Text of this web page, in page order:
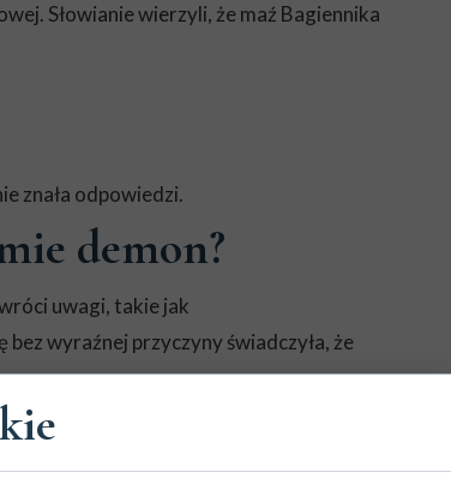
Słowianie wierzyli, że maź Bagiennika
znała odpowiedzi.
demon?
uwagi, takie jak
wyraźnej przyczyny świadczyła, że
chwili zastygnąć w nienaturalnym
zabawom”. Mieszkańcy